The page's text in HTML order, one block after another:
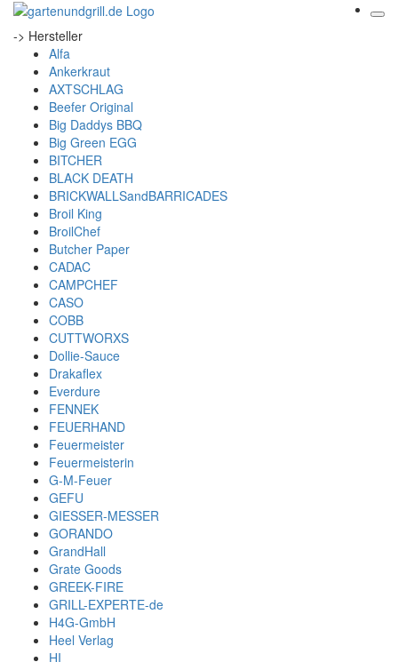
-> Hersteller
Alfa
Ankerkraut
AXTSCHLAG
Beefer Original
Big Daddys BBQ
Big Green EGG
BITCHER
BLACK DEATH
BRICKWALLSandBARRICADES
Broil King
BroilChef
Butcher Paper
CADAC
CAMPCHEF
CASO
COBB
CUTTWORXS
Dollie-Sauce
Drakaflex
Everdure
FENNEK
FEUERHAND
Feuermeister
Feuermeisterin
G-M-Feuer
GEFU
GIESSER-MESSER
GORANDO
GrandHall
Grate Goods
GREEK-FIRE
GRILL-EXPERTE-de
H4G-GmbH
Heel Verlag
HI